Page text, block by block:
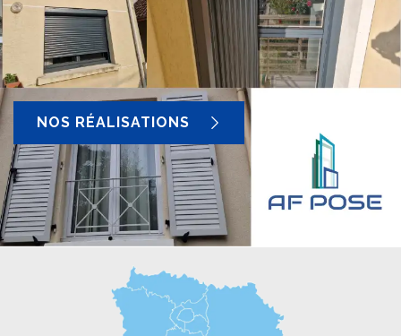
NOS RÉALISATIONS